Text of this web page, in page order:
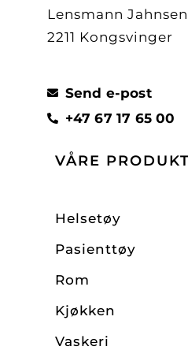
Lensmann
2211 Kongsvinger
Send e-post
+47 67 17 65 00
VÅRE
Helsetøy
Pasienttøy
Rom
Kjøkken
Vaskeri